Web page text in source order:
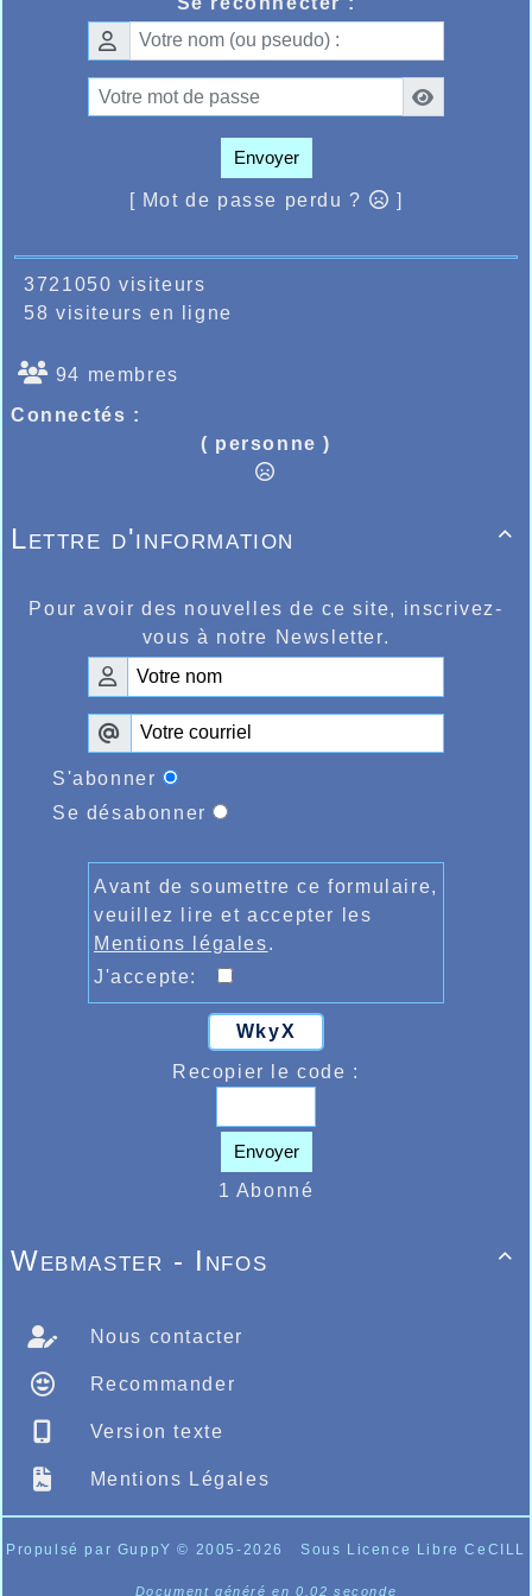
adhésions, que ce soit en athlétisme ou autres
sports amateurs, et les bénévoles et dirigeants ont
leur motivation au point mort, cette crise sanitaire
et les décisions prises en conséquence auront sans
aucun doute changé le paysage sportif français, et il
est grand temps de tenter de revenir à des
conditions normales pour le bien de tous.
Envoyer
[ Mot de passe perdu ? ]
3721050 visiteurs
58 visiteurs en ligne
94 membres
Connectés :
( personne )

Lettre d'information
Pour avoir des nouvelles de ce site, inscrivez-
vous à notre Newsletter.
S'abonner
Se désabonner
Avant de soumettre ce formulaire,
veuillez lire et accepter les
Mentions légales.
J'accepte:
WkyX
Recopier le code :
Envoyer
1 Abonné

Webmaster - Infos
Nous contacter
Recommander
Version texte
Mentions Légales
Propulsé par GuppY© 2005-2026 Sous Licence Libre CeCILL
Document généré en 0.02 seconde